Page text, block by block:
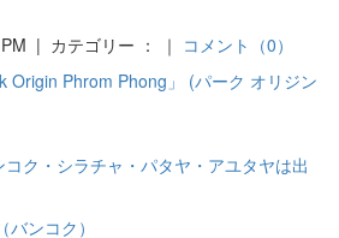
| カテゴリー ： ｜ コメント（0）
Origin Phrom Phong」 (パーク オリジン